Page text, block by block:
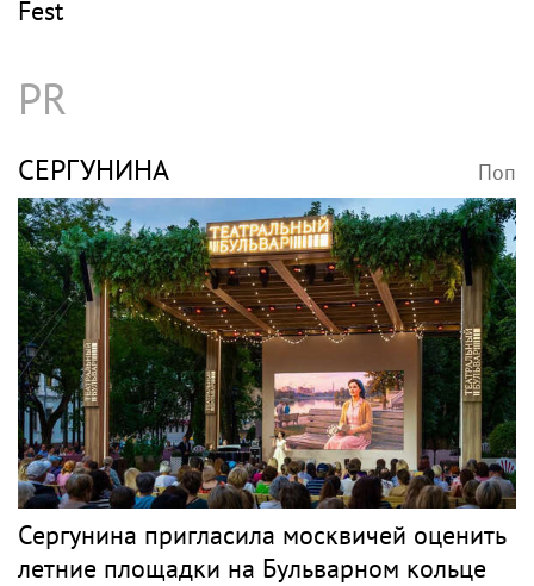
Fest
PR
СЕРГУНИНА Поп
Сергунина пригласила москвичей оценить
летние площадки на Бульварном кольце